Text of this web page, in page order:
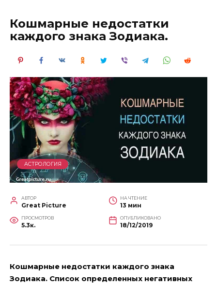
Кошмарные недостатки
каждого знака Зодиака.
АСТРОЛОГИЯ
АВТОР
Great Picture
НА ЧТЕНИЕ
13 мин
ПРОСМОТРОВ
5.3к.
ОПУБЛИКОВАНО
18/12/2019
Кошмарные недостатки каждого знака
Зодиака. Список определенных негативных